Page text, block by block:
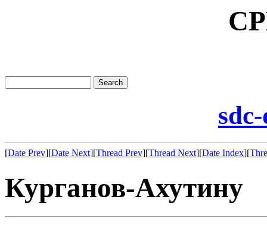
[Date Prev][Date Next][Thread Prev][Thread Next][Date Index][
Курганов-Ахутину